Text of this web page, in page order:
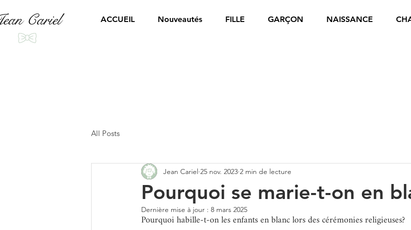
Cariel ACCUEIL Nouveautés FILLE GARÇON NAISSANCE
All Posts
Pourquoi se marie-t-on en
Jean Cariel 25 nov. 2023 2 min de lecture
Dernière mise à jour : 8 mars 2025
Pourquoi habille-t-on les enfants en blanc lors des cérémonies religieuses?